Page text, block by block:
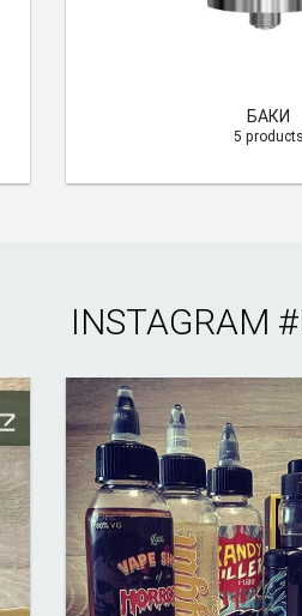
БАКИ
5 products
INSTAGRAM